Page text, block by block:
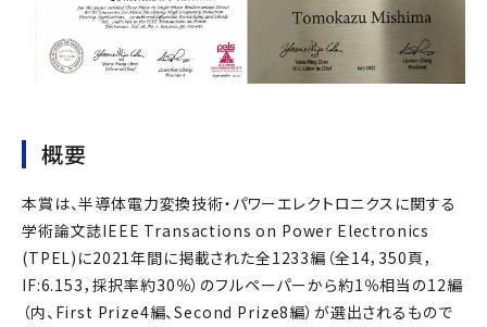
概要
本賞は、半導体電力変換技術・パワーエレクトロニクスに関する
学術論文誌IEEE Transactions on Power Electronics
(TPEL)に2021年間に掲載された全1233編（全14，350頁，
IF:6.153，採択率約30％）のフルペーパーから約1％相当の12編
（内、First Prize4編、Second Prize8編）が選出されるもので